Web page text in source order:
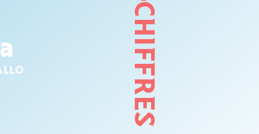
CHIFFRES